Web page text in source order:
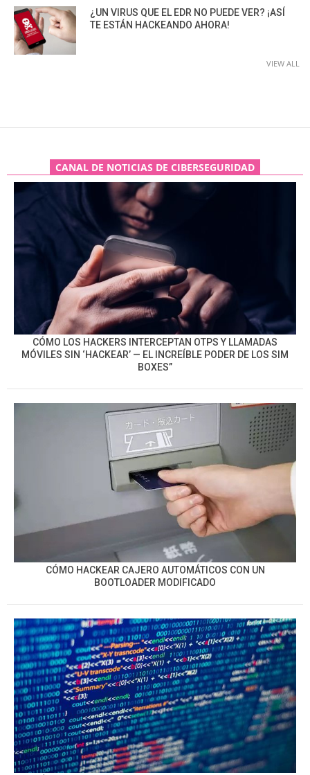
¿UN VIRUS QUE EL EDR NO PUEDE VER? ¡ASÍ
TE ESTÁN HACKEANDO AHORA!
VIEW ALL
CANAL DE NOTICIAS DE CIBERSEGURIDAD
CÓMO LOS HACKERS INTERCEPTAN OTPS Y LLAMADAS
MÓVILES SIN ‘HACKEAR’ — EL INCREÍBLE PODER DE LOS SIM
BOXES”
CÓMO HACKEAR CAJERO AUTOMÁTICOS CON UN
BOOTLOADER MODIFICADO